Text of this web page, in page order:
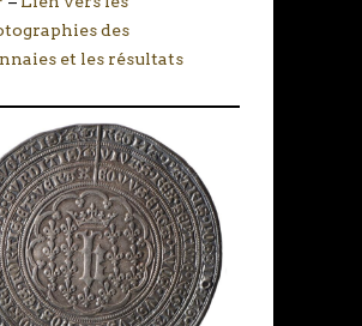
des
et les résultats